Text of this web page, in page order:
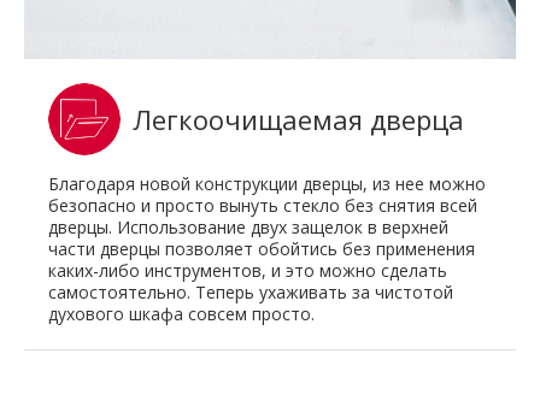
Легкоочищаемая дверца
Благодаря новой конструкции дверцы, из нее можно
безопасно и просто вынуть стекло без снятия всей
дверцы. Использование двух защелок в верхней
части дверцы позволяет обойтись без применения
каких-либо инструментов, и это можно сделать
самостоятельно. Теперь ухаживать за чистотой
духового шкафа совсем просто.